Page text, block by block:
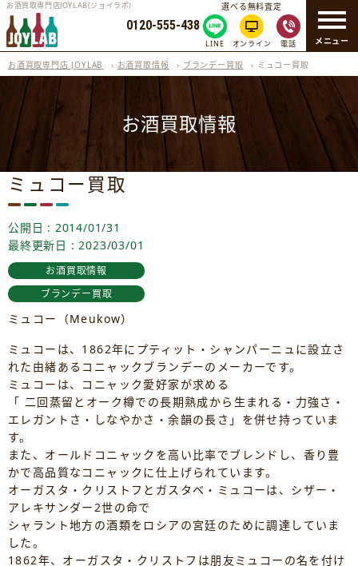
メニュー
お酒買取専門店JOYLAB(ジョイラボ)
0120-555-438
選べる無料査定
LINE オンライン 電話
お酒買取専門店 JOYLAB › お酒買取情報 › ブランデー買取 › ミュコー買取
お酒買取情報
ミュコー買取
公開日 : 2014/01/31
最終更新日 : 2023/03/01
お酒買取情報
ブランデー買取
ミュコー（Meukow）
ミュコーは、1862年にプティット・シャンパーニュに設立さ
れた由緒あるコニャックブランデーのメーカーです。
ミュコーは、コニャック愛好家が求める
「 二回蒸留とオーク樽での長期熟成から生まれる・力強さ・
エレガントさ・しなやかさ・余韻の長さ」を併せ持っていま
す。
また、オールドコニャックを高い比率でブレンドし、香り豊
かで高品質なコニャックに仕上げられています。
オーガスタ・クリストフとガスタベ・ミュコーは、シザー・
アレキサンダー2世の命で
シャラント地方の酒類をロシアの宮廷のために調達していま
した。
1862年、オーガスタ・クリストフは朋友ミュコーの名を付け